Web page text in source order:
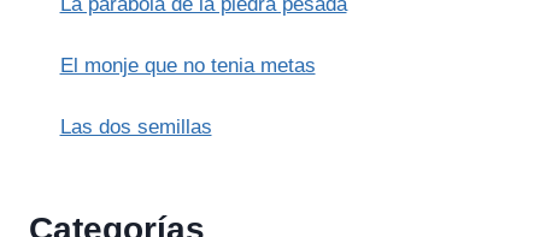
El monje que no tenia metas
Las dos semillas
Categorías